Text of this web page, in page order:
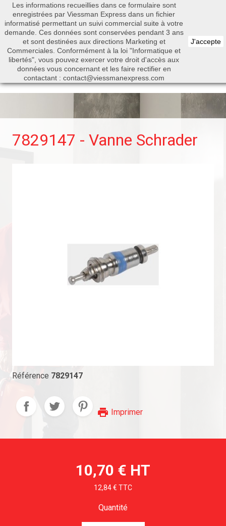

Rechercher
7829147 - Vanne Schrader
Référence 7829147
print Imprimer
10,70 € HT
12,84 € TTC
Quantité
Les informations recueillies dans ce formulaire sont
enregistrées par Viessman Express dans un fichier
informatisé permettant un suivi commercial suite à votre
demande. Ces données sont conservées pendant 3 ans
et sont destinées aux directions Marketing et
Commerciales. Conformément à la loi "Informatique et
libertés", vous pouvez exercer votre droit d'accès aux
données vous concernant et les faire rectifier en
contactant : contact@viessmanexpress.com
J'accepte